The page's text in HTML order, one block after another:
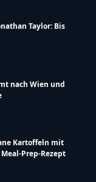
Taylor: Bis
nach Wien und
Kartoffeln mit
Prep-Rezept